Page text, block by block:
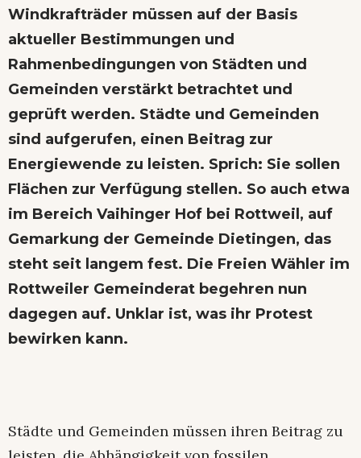
Windkrafträder müssen auf der Basis
aktueller Bestimmungen und
Rahmenbedingungen von Städten und
Gemeinden verstärkt betrachtet und
geprüft werden. Städte und Gemeinden
sind aufgerufen, einen Beitrag zur
Energiewende zu leisten. Sprich: Sie sollen
Flächen zur Verfügung stellen. So auch etwa
im Bereich Vaihinger Hof bei Rottweil, auf
Gemarkung der Gemeinde Dietingen, das
steht seit langem fest. Die Freien Wähler im
Rottweiler Gemeinderat begehren nun
dagegen auf. Unklar ist, was ihr Protest
bewirken kann.
Städte und Gemeinden müssen ihren Beitrag zu